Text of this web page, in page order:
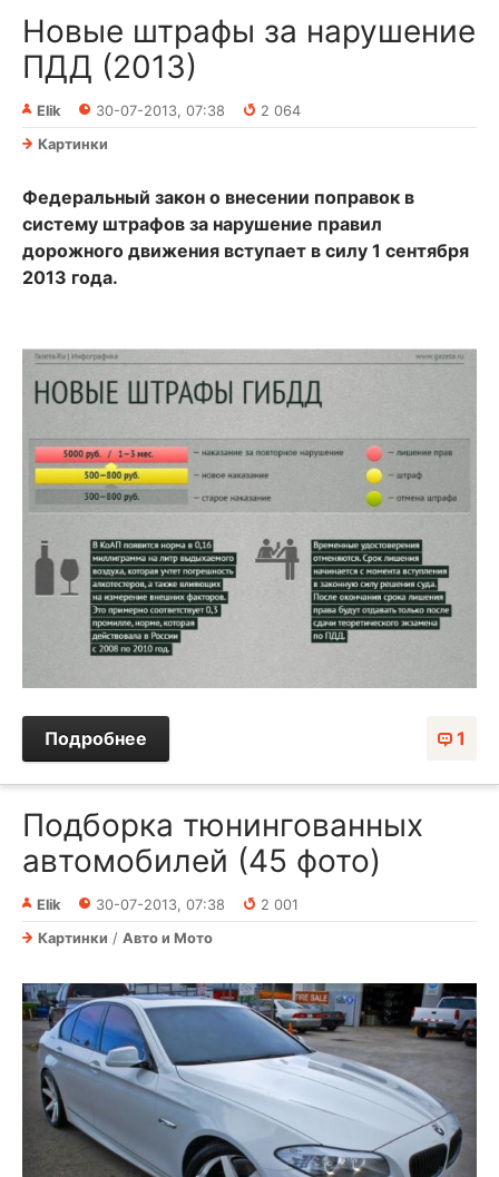
Новые штрафы за нарушение
ПДД (2013)
Elik 30-07-2013, 07:38
2 064
Картинки
Федеральный закон о внесении поправок в
систему штрафов за нарушение правил
дорожного движения вступает в силу 1 сентября
2013 года.
1
Подробнее
Подборка тюнингованных
автомобилей (45 фото)
Elik 30-07-2013, 07:38
2 001
Картинки / Авто и Мото